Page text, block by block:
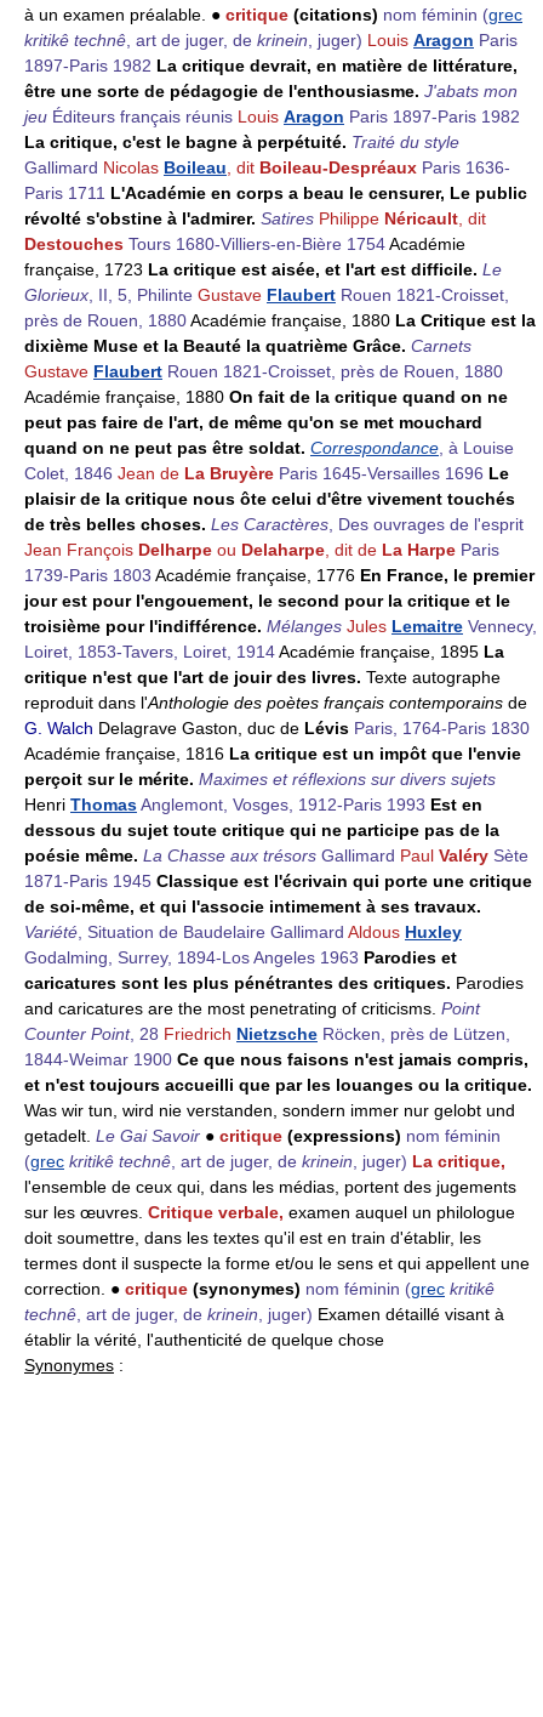
à un examen préalable. ● critique (citations) nom féminin (grec
kritikê technê , art de juger, de krinein , juger) Louis Aragon Paris
1897-Paris 1982 La critique devrait, en matière de littérature,
être une sorte de pédagogie de l'enthousiasme. J'abats mon
jeu Éditeurs français réunis Louis Aragon Paris 1897-Paris 1982
La critique, c'est le bagne à perpétuité. Traité du style
Gallimard Nicolas Boileau , dit Boileau-Despréaux Paris 1636-
Paris 1711 L'Académie en corps a beau le censurer, Le public
révolté s'obstine à l'admirer. Satires Philippe Néricault , dit
Destouches Tours 1680-Villiers-en-Bière 1754Académie
française, 1723 La critique est aisée, et l'art est difficile. Le
Glorieux , II, 5, Philinte Gustave Flaubert Rouen 1821-Croisset,
près de Rouen, 1880Académie française, 1880 La Critique est la
dixième Muse et la Beauté la quatrième Grâce. Carnets
Gustave Flaubert Rouen 1821-Croisset, près de Rouen, 1880
Académie française, 1880 On fait de la critique quand on ne
peut pas faire de l'art, de même qu'on se met mouchard
quand on ne peut pas être soldat. Correspondance , à Louise
Colet, 1846 Jean de La Bruyère Paris 1645-Versailles 1696 Le
plaisir de la critique nous ôte celui d'être vivement touchés
de très belles choses. Les Caractères , Des ouvrages de l'esprit
Jean François Delharpe ou Delaharpe , dit de La Harpe Paris
1739-Paris 1803 Académie française, 1776 En France, le premier
jour est pour l'engouement, le second pour la critique et le
troisième pour l'indifférence. Mélanges Jules Lemaitre Vennecy,
Loiret, 1853-Tavers, Loiret, 1914Académie française, 1895 La
critique n'est que l'art de jouir des livres. Texte autographe
reproduit dans l'Anthologie des poètes français contemporains de
G. Walch Delagrave Gaston, duc de Lévis Paris, 1764-Paris 1830
Académie française, 1816 La critique est un impôt que l'envie
perçoit sur le mérite. Maximes et réflexions sur divers sujets
Henri ThomasAnglemont, Vosges, 1912-Paris 1993 Est en
dessous du sujet toute critique qui ne participe pas de la
poésie même. La Chasse aux trésors Gallimard Paul Valéry Sète
1871-Paris 1945 Classique est l'écrivain qui porte une critique
de soi-même, et qui l'associe intimement à ses travaux.
Variété , Situation de Baudelaire Gallimard Aldous Huxley
Godalming, Surrey, 1894-Los Angeles 1963 Parodies et
caricatures sont les plus pénétrantes des critiques. Parodies
and caricatures are the most penetrating of criticisms. Point
Counter Point, 28 Friedrich Nietzsche Röcken, près de Lützen,
1844-Weimar 1900 Ce que nous faisons n'est jamais compris,
et n'est toujours accueilli que par les louanges ou la critique.
Was wir tun, wird nie verstanden, sondern immer nur gelobt und
getadelt. Le Gai Savoir ● critique (expressions) nom féminin
(grec kritikê technê , art de juger, de krinein , juger) La critique,
l'ensemble de ceux qui, dans les médias, portent des jugements
sur les œuvres. Critique verbale, examen auquel un philologue
doit soumettre, dans les textes qu'il est en train d'établir, les
termes dont il suspecte la forme et/ou le sens et qui appellent une
correction. ● critique (synonymes) nom féminin (grec kritikê
technê , art de juger, de krinein , juger) Examen détaillé visant à
établir la vérité, l'authenticité de quelque chose
Synonymes :